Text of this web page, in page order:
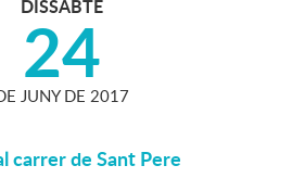
DISSABTE
24
JUNY DE 2017
carrer de Sant Pere